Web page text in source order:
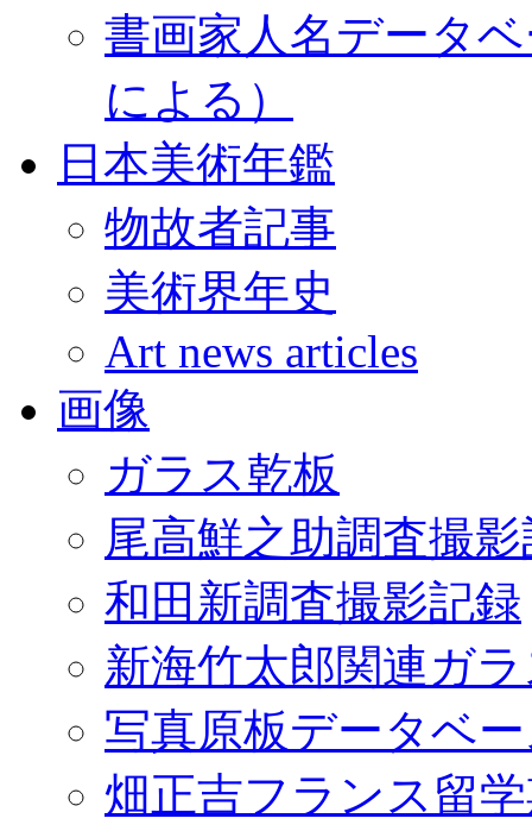
書画家人名データ
による）
日本美術年鑑
物故者記事
美術界年史
Art news articles
画像
ガラス乾板
尾高鮮之助調査撮
和田新調査撮影記録
新海竹太郎関連ガ
写真原板データベ
畑正吉フランス留